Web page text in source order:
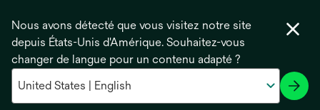
Nous avons détecté que vous visitez notre site
depuis États-Unis d'Amérique. Souhaitez-vous
changer de langue pour un contenu adapté ?